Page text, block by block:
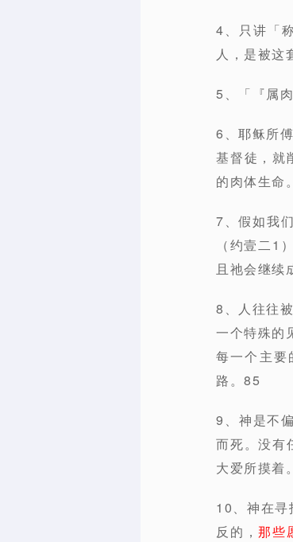
4、只讲「
人，是被这
5、「『属
6、耶稣所
基督徒，就
的肉体生命
7、假如我
（约壹二1
且祂会继续
8、人往往
一个特殊的
每一个主要
路。85
9、神是不
而死。没
大爱所摸着
10、神在
反的，那些